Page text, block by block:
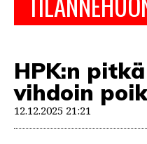
HPK:n
vihdoin
12.12.2025 21:21
VIDEOT
JALKAPALLO
EM2021
JÄÄKIEKKO
PESÄPALLO